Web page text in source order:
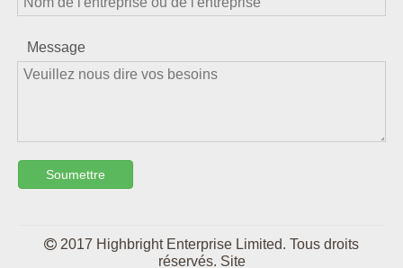
Message
Soumettre
 2017 Highbright Enterprise Limited. Tous droits
réservés. Site